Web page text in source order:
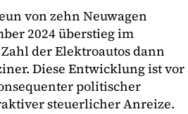
von zehn Neuwagen
2024 überstieg im
der Elektroautos dann
Diese Entwicklung ist vor
politischer
steuerlicher Anreize.